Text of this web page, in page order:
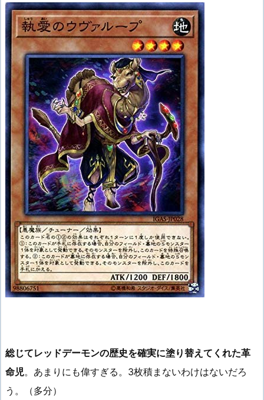
総じてレッドデーモンの歴史を確実に塗り替えてくれた革
命児。あまりにも偉すぎる。3枚積まないわけはないだろ
う。（多分）